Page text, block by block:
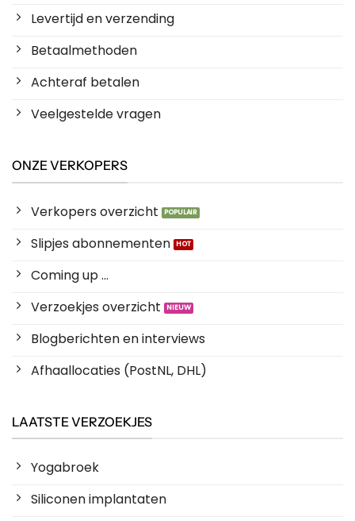
Levertijd en verzending
Betaalmethoden
Achteraf betalen
Veelgestelde vragen
ONZE VERKOPERS
Verkopers overzicht
Slipjes abonnementen
Coming up ...
Verzoekjes overzicht
Blogberichten en interviews
Afhaallocaties (PostNL, DHL)
LAATSTE VERZOEKJES
Yogabroek
Siliconen implantaten